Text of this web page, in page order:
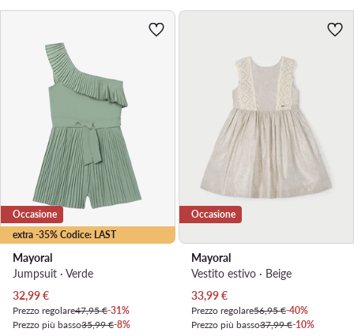
extra -35% Codice: LAST
Occasione
Mayoral
Jumpsuit · Verde
Prezzo attuale
32,99€
Prezzo regolare47,95 €-31%
Prezzo più basso35,99 €-8%
Occasione
Mayoral
Vestito estivo · Beige
Prezzo attuale
33,99€
Prezzo regolare56,95 €-40%
Prezzo più basso37,99 €-10%